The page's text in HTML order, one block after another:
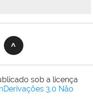
sob a licença
3.0 Não